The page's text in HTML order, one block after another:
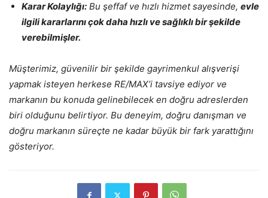
Karar Kolaylığı: Bu şeffaf ve hızlı hizmet sayesinde, evle
ilgili kararlarını çok daha hızlı ve sağlıklı bir şekilde
verebilmişler.
Müşterimiz, güvenilir bir şekilde gayrimenkul alışverişi
yapmak isteyen herkese RE/MAX’i tavsiye ediyor ve
markanın bu konuda gelinebilecek en doğru adreslerden
biri olduğunu belirtiyor. Bu deneyim, doğru danışman ve
doğru markanın süreçte ne kadar büyük bir fark yarattığını
gösteriyor.